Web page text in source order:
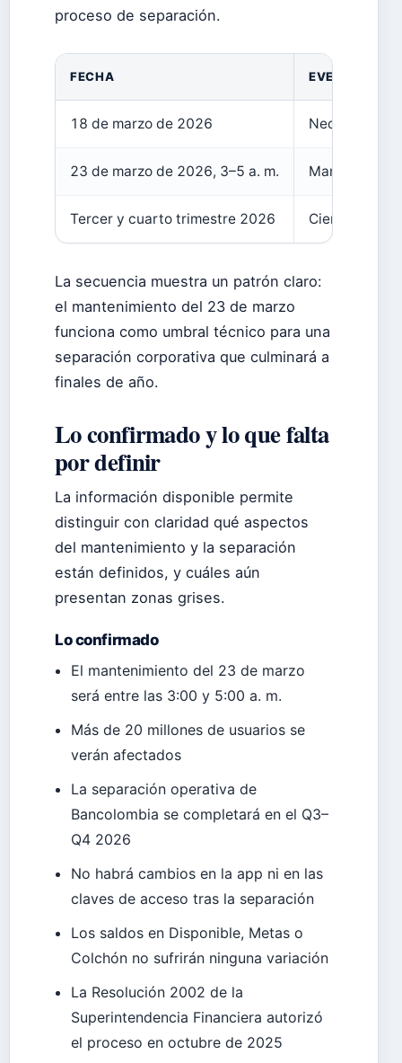
proceso de separación.
FECHA EVENTO
18 de marzo de 2026 Nequi
23 de marzo de 2026, 3–5 a. m.
Tercer y cuarto trimestre 2026 Cierre de
La secuencia muestra un patrón claro:
el mantenimiento del 23 de marzo
funciona como umbral técnico para una
separación corporativa que culminará a
finales de año.
Lo confirmado y lo que falta
por definir
La información disponible permite
distinguir con claridad qué aspectos
del mantenimiento y la separación
están definidos, y cuáles aún
presentan zonas grises.
Lo confirmado
El mantenimiento del 23 de marzo
será entre las 3:00 y 5:00 a. m.
Más de 20 millones de usuarios se
verán afectados
La separación operativa de
Bancolombia se completará en el Q3–
Q4 2026
No habrá cambios en la app ni en las
claves de acceso tras la separación
Los saldos en Disponible, Metas o
Colchón no sufrirán ninguna variación
La Resolución 2002 de la
Superintendencia Financiera autorizó
el proceso en octubre de 2025